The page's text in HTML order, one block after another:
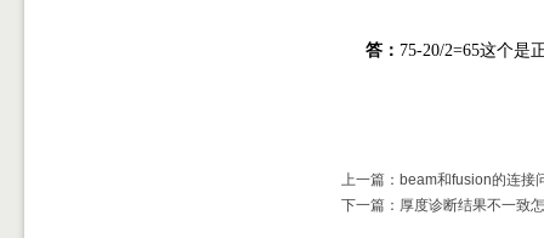
答： 75-20/2=65这个是
上一篇：beam和fusion的连接
下一篇：厚度诊断结果不一致